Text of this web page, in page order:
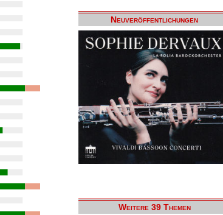
Neuveröffentlichungen
Weitere 39 Themen